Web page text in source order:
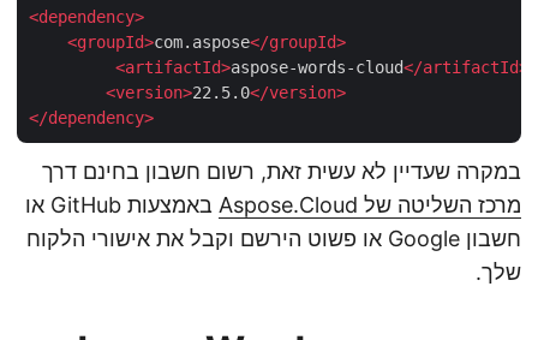
<dependency
<groupId>com.aspose</groupId
<artifactId>aspose-words-cloud</artifactId
<version>22.5.0</version
</dependency
במקרה שעדיין לא עשית זאת, רשום חשבון בחינם דרך
מרכז השליטה של Aspose.Cloud
באמצעות GitHub או
חשבון Google או פשוט הירשם וקבל את אישורי הלקוח
שלך.